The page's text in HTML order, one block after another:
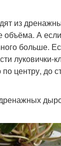
из
объёма. А
больше.
луковички-
центру, до